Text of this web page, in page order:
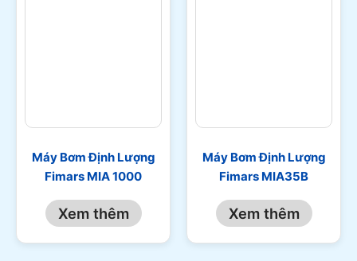
Máy Bơm Định Lượng
Fimars MIA 1000
Xem thêm
Máy Bơm Định Lượng
Fimars MIA35B
Xem thêm